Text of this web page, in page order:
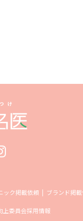
ック掲載依頼 ブランド掲
上委員会採用情報